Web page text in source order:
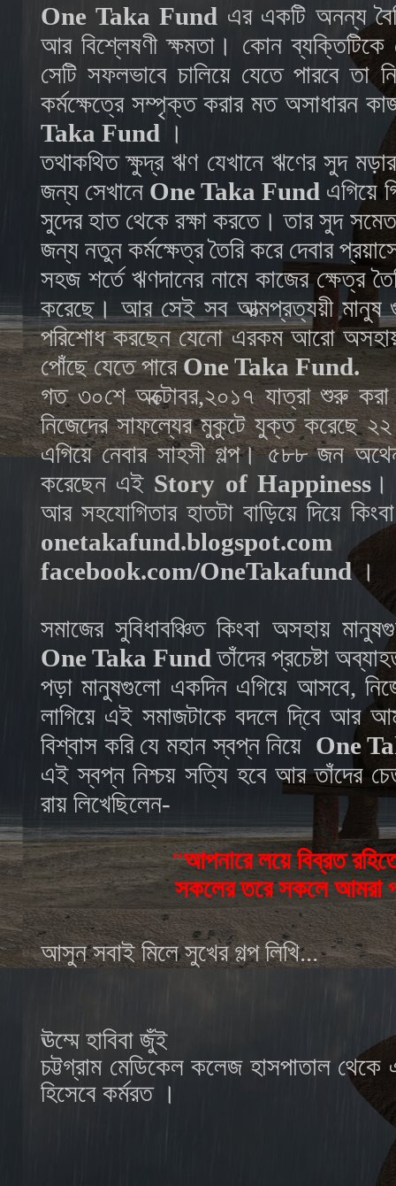
One Taka Fund এর একটি অনন্য
আর বিশ্লেষণী ক্ষমতা। কোন ব্যক্তিটিকে
সেটি সফলভাবে চালিয়ে যেতে পারবে তা
কর্মক্ষেত্রে সম্পৃক্ত করার মত অসাধারন
Taka Fund ।
তথাকথিত ক্ষুদ্র ঋণ যেখানে ঋণের সুদ
জন্য সেখানে One Taka Fund এগিয়ে
সুদের হাত থেকে রক্ষা করতে। তার সুদ
জন্য নতুন কর্মক্ষেত্র তৈরি করে দেবার
সহজ শর্তে ঋণদানের নামে কাজের ক্ষেত্র
করেছে। আর সেই সব আত্মপ্রত্যয়ী মানুষ
পরিশোধ করছেন যেনো এরকম আরো অসহায়
পোঁছে যেতে পারেOne Taka Fund.
গত ৩০শে অক্টোবর,২০১৭ যাত্রা শুরু
নিজেদের সাফল্যের মুকুটে যুক্ত করেছে২২
এগিয়ে নেবার সাহসী গল্প। ৫৮৮জন
করেছেন এই Story of Happiness।
আর সহযোগিতার হাতটা বাড়িয়ে দিয়ে
onetakafund.blogspot.com
facebook.com/OneTakafund ।
সমাজের সুবিধাবঞ্চিত কিংবা অসহায়
One Taka Fundতাঁদের প্রচেষ্টা
পড়া মানুষগুলো একদিন এগিয়ে আসবে,
লাগিয়ে এই সমাজটাকে বদলে দি্বে আর
বিশ্বাস করি যে মহান স্বপ্ন নিয়ে One
এই স্বপ্ন নিশ্চয় সত্যি হবে আর তাঁদের
রায় লিখেছিলেন-
“আপনারে লয়ে বিব্রত
সকলের তরে সকলে আমরা
আসুন সবাই মিলে সুখের গল্প লিখি...
ঊম্মে হাবিবা জুঁই
চট্টগ্রাম মেডিকেল কলেজ হাসপাতাল থেকে
হিসেবে কর্মরত ।